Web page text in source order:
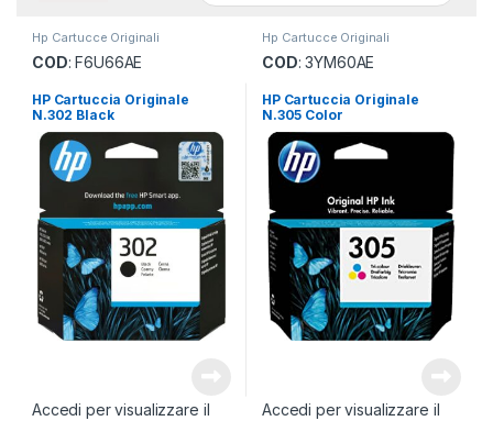
Hp Cartucce Originali
COD: F6U66AE
HP Cartuccia Originale
N.302 Black
Accedi per visualizzare il
Hp Cartucce Originali
COD: 3YM60AE
HP Cartuccia Originale
N.305 Color
Accedi per visualizzare il